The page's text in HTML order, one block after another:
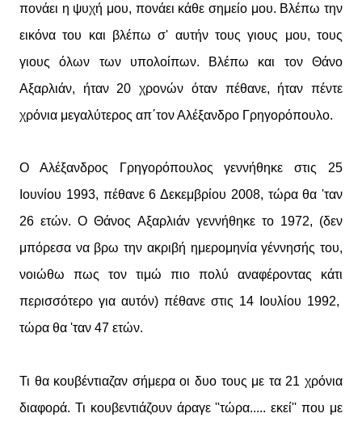
πονάει η ψυχή μου, πονάει κάθε σημείο μου. Βλέπω την
εικόνα του και βλέπω σ' αυτήν τους γιους μου, τους
γιους όλων των υπολοίπων. Βλέπω και τον Θάνο
Αξαρλιάν, ήταν 20 χρονών όταν πέθανε, ήταν πέντε
χρόνια μεγαλύτερος απ΄τον Αλέξανδρο Γρηγορόπουλο.
Ο Αλέξανδρος Γρηγορόπουλος γεννήθηκε στις 25
Ιουνίου 1993, πέθανε 6 Δεκεμβρίου 2008, τώρα θα 'ταν
26 ετών. Ο Θάνος Αξαρλιάν γεννήθηκε το 1972, (δεν
μπόρεσα να βρω την ακριβή ημερομηνία γέννησής του,
νοιώθω πως τον τιμώ πιο πολύ αναφέροντας κάτι
περισσότερο για αυτόν) πέθανε στις 14 Ιουλίου 1992,
τώρα θα 'ταν 47 ετών.
Τι θα κουβέντιαζαν σήμερα οι δυο τους με τα 21 χρόνια
διαφορά. Τι κουβεντιάζουν άραγε ''τώρα..... εκεί'' που με